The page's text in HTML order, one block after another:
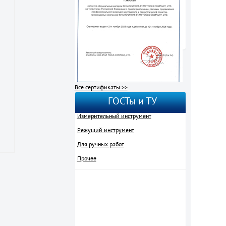
Все сертификаты >>
ГОСТы и ТУ
Измерительный инструмент
Режущий инструмент
Для ручных работ
Прочее